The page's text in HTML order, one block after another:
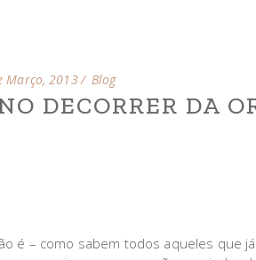
Março, 2013 Blog
DECORRER DA
é – como sabem todos aqueles que